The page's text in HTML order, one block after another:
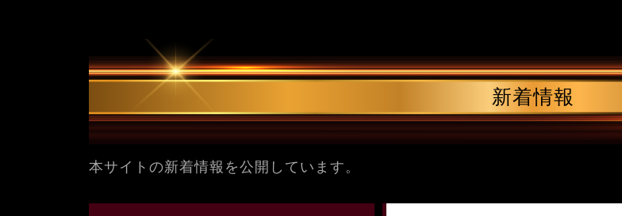
新着情報
本サイトの新着情報を公開しています。